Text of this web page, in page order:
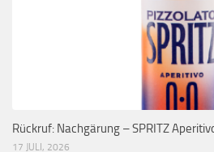
Rückruf: Nachgärung – SPRITZ
17 JULI, 2026